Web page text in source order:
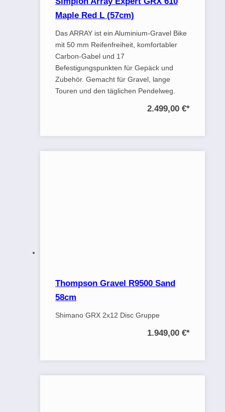
Maple Red L (57cm)
Das ARRAY ist ein Aluminium-Gravel Bike
mit 50 mm Reifenfreiheit, komfortabler
Carbon-Gabel und 17
Befestigungspunkten für Gepäck und
Zubehör. Gemacht für Gravel, lange
Touren und den täglichen Pendelweg.
2.499,00 €*
Thompson Gravel R9500 Sand
58cm
Shimano GRX 2x12 Disc Gruppe
1.949,00 €*